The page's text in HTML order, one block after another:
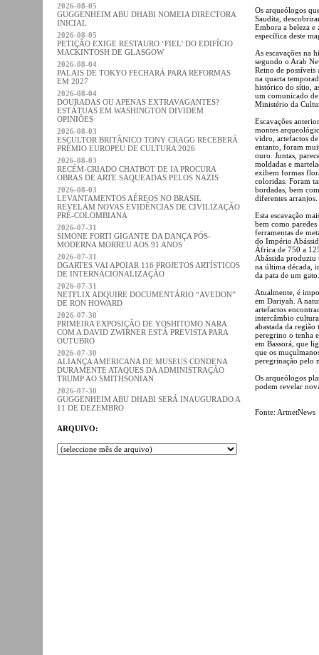
2026-08-05
GUGGENHEIM ABU DHABI NOMEIA DIRECTORA
INICIAL
2026-08-05
PETIÇÃO EXIGE RESTAURO ‘FIEL’ DO EDIFÍCIO
MACKINTOSH DE GLASGOW
2026-08-04
PALAIS DE TOKYO FECHARÁ PARA REFORMAS
EM 2027
2026-08-04
DOURADAS OU APENAS EXTRAVAGANTES?
ESTÁTUAS EM WASHINGTON DIVIDEM
OPINIÕES
2026-08-03
ESCULTOR BRITÂNICO TONY CRAGG RECEBERÁ
PRÉMIO EUROPEU DE CULTURA 2026
2026-08-03
RECÉM-CRIADO CHATBOT DE IA PROCURA
OBRAS DE ARTE SAQUEADAS PELOS NAZIS
2026-08-03
LEVANTAMENTOS AÉREOS NO BRASIL
REVELAM NOVAS EVIDÊNCIAS DE CIVILIZAÇÃO
PRÉ-COLOMBIANA
2026-07-31
SIMONE FORTI GIGANTE DA DANÇA PÓS-
MODERNA MORREU AOS 91 ANOS
2026-07-31
DGARTES VAI APOIAR 116 PROJETOS ARTÍSTICOS
DE INTERNACIONALIZAÇÃO
2026-07-31
NETFLIX ADQUIRE DOCUMENTÁRIO “AVEDON”
DE RON HOWARD
2026-07-30
PRIMEIRA EXPOSIÇÃO DE YOSHITOMO NARA
COM A DAVID ZWIRNER ESTÁ PREVISTA PARA
OUTUBRO
2026-07-30
ALIANÇA AMERICANA DE MUSEUS CONDENA
DURAMENTE ATAQUES DA ADMINISTRAÇÃO
TRUMP AO SMITHSONIAN
2026-07-30
GUGGENHEIM ABU DHABI SERÁ INAUGURADO A
11 DE DEZEMBRO
ARQUIVO:
Os arqueólogos
Saudita,
Embora a beleza e
específica deste
As escavações na
segundo o Arab
Reino de possíveis
na quarta
histórico do sítio,
um comunicado
Ministério da
Escavações
montes
vidro, artefactos de
entanto, foram
ouro. Juntas,
moldadas e
exibem formas
coloridas. Foram
bordadas, bem
diferentes arranjos.
Esta escavação
bem como paredes
ferramentas de
do Império
África de 750 a
Abássida produziu
na última década,
da pata de um gato.
Atualmente, é
em Dariyah. A
artefactos
intercâmbio
abastada da
peregrino o tenha
em Bassorá, que
que os
peregrinação pelo
Os arqueólogos
podem revelar
Fonte: ArtnetNews